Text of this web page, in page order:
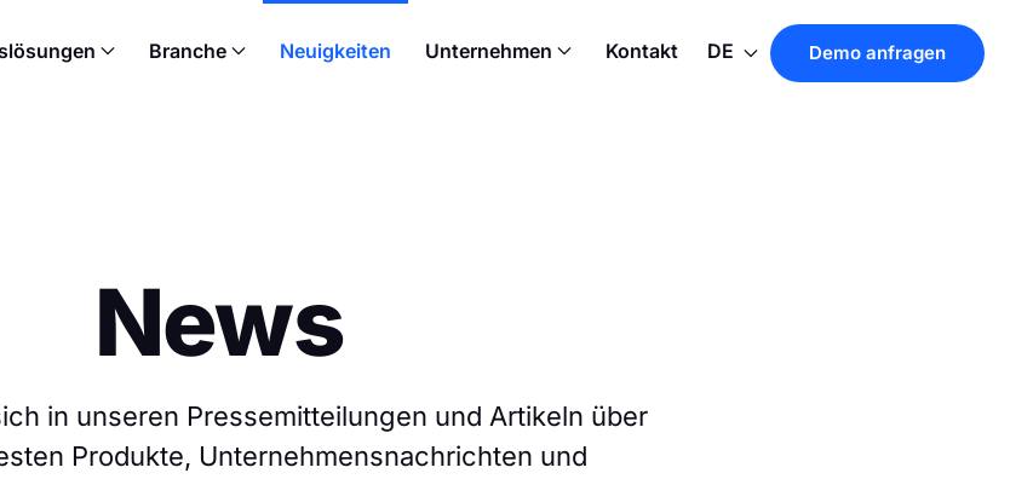
Branche Neuigkeiten Unternehmen Kontakt DE Demo anfragen
News
in unseren Pressemitteilungen und Artikeln über
Produkte, Unternehmensnachrichten und